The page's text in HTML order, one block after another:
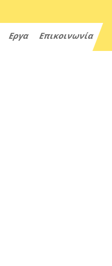
Εργα Επικοινωνία